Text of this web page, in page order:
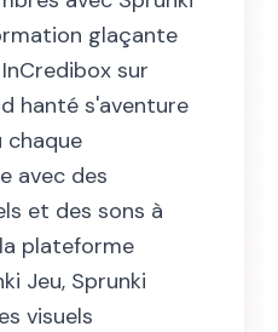
glaçante
sur
hanté s'aventure
chaque
avec des
et des sons à
plateforme
Jeu, Sprunki
visuels